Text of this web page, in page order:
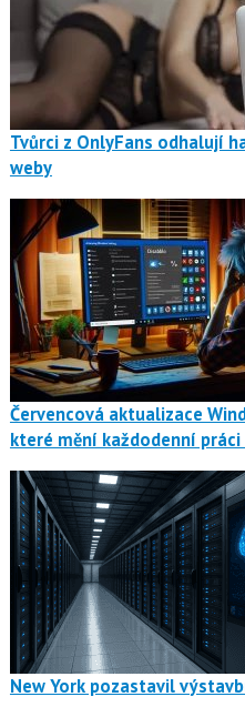
Tvůrci z OnlyFans odhalují
weby
Červencová aktualizace
které mění každodenní
New York pozastavil